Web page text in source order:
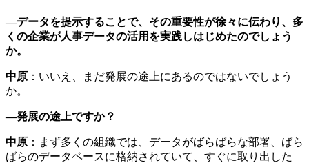
―データを提示することで、その重要性が徐々に伝わり、多
くの企業が人事データの活用を実践しはじめたのでしょう
か。
中原 ：いいえ、まだ発展の途上にあるのではないでしょう
か。
―発展の途上ですか？
中原 ：まず多くの組織では、データがばらばらな部署、ばら
ばらのデータベースに格納されていて、すぐに取り出した